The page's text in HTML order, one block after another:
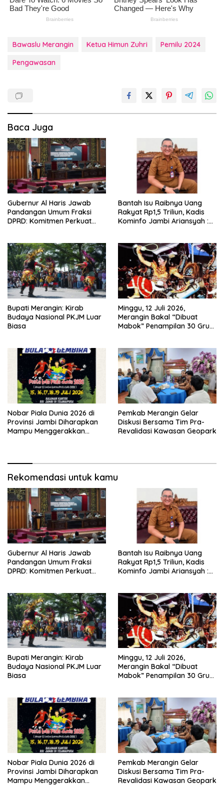
Bawaslu Merangin Ketua Himun Zuhri
Pemilu 2024
Pengawasan
Baca Juga
Gubernur Al Haris Jawab
Pandangan Umum Fraksi
DPRD: Komitmen Perkuat
Bantah Isu Raibnya Uang
Rakyat Rp1,5 Triliun, Kadis
Kominfo Jambi Ariansyah :
Sejak 2002
Bupati Merangin: Kirab
Budaya Nasional PKJM Luar
Biasa
Minggu, 12 Juli 2026,
Merangin Bakal “Dibuat
Mabok” Penampilan 30 Grup
Nobar Piala Dunia 2026 di
Provinsi Jambi Diharapkan
Mampu Menggerakkan
Pemkab Merangin Gelar
Diskusi Bersama Tim Pra-
Revalidasi Kawasan Geopark
Rekomendasi untuk kamu
Gubernur Al Haris Jawab
Pandangan Umum Fraksi
DPRD: Komitmen Perkuat
Bantah Isu Raibnya Uang
Rakyat Rp1,5 Triliun, Kadis
Kominfo Jambi Ariansyah :
Sejak 2002
Bupati Merangin: Kirab
Budaya Nasional PKJM Luar
Biasa
Minggu, 12 Juli 2026,
Merangin Bakal “Dibuat
Mabok” Penampilan 30 Grup
Nobar Piala Dunia 2026 di
Provinsi Jambi Diharapkan
Mampu Menggerakkan
Pemkab Merangin Gelar
Diskusi Bersama Tim Pra-
Revalidasi Kawasan Geopark